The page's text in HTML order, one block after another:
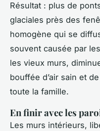
Résultat : plus de
glaciales près des
homogène qui se
souvent causée par
les vieux murs,
bouffée d’air sain et
toute la famille.
En finir avec les
Les murs intérieurs,